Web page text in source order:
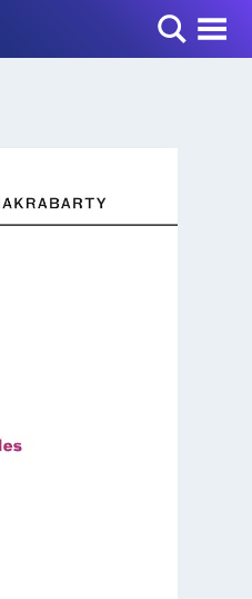
Toggle Menu